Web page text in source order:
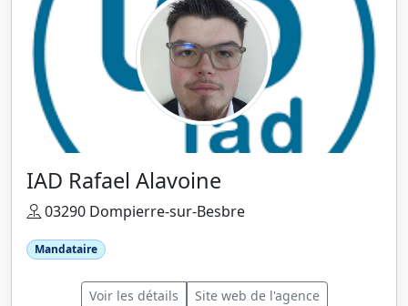
IAD Rafael Alavoine
03290 Dompierre-sur-Besbre
Mandataire
Voir les détails Site web de l'agence